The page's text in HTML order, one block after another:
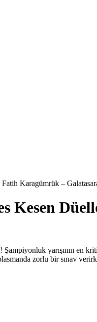
Karagümrük –
Kesen
Şampiyonluk yarışının en
zorlu bir sınav